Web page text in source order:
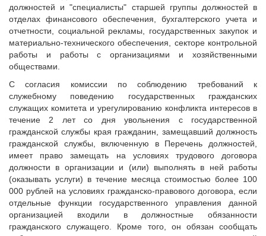
должностей и "специалисты" старшей группы должностей в
отделах финансового обеспечения, бухгалтерского учета и
отчетности, социальной рекламы, государственных закупок и
материально-технического обеспечения, секторе контрольной
работы и работы с организациями и хозяйственными
обществами.
С согласия комиссии по соблюдению требований к
служебному поведению государственных гражданских
служащих комитета и урегулированию конфликта интересов в
течение 2 лет со дня увольнения с государственной
гражданской службы края гражданин, замещавший должность
гражданской службы, включенную в Перечень должностей,
имеет право замещать на условиях трудового договора
должности в организации и (или) выполнять в ней работы
(оказывать услуги) в течение месяца стоимостью более 100
000 рублей на условиях гражданско-правового договора, если
отдельные функции государственного управления данной
организацией входили в должностные обязанности
гражданского служащего. Кроме того, он обязан сообщать